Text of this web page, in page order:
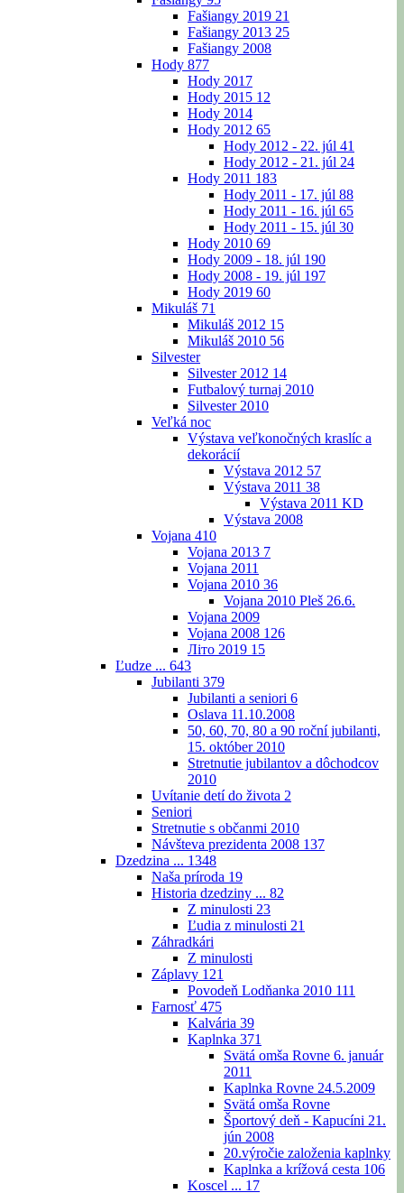
Fašiangy 2019 21
Fašiangy 2013 25
Fašiangy 2008
Hody 877
Hody 2017
Hody 2015 12
Hody 2014
Hody 2012 65
Hody 2012 - 22. júl 41
Hody 2012 - 21. júl 24
Hody 2011 183
Hody 2011 - 17. júl 88
Hody 2011 - 16. júl 65
Hody 2011 - 15. júl 30
Hody 2010 69
Hody 2009 - 18. júl 190
Hody 2008 - 19. júl 197
Hody 2019 60
Mikuláš 71
Mikuláš 2012 15
Mikuláš 2010 56
Silvester
Silvester 2012 14
Futbalový turnaj 2010
Silvester 2010
Veľká noc
Výstava veľkonočných kraslíc a
dekorácií
Výstava 2012 57
Výstava 2011 38
Výstava 2011 KD
Výstava 2008
Vojana 410
Vojana 2013 7
Vojana 2011
Vojana 2010 36
Vojana 2010 Pleš 26.6.
Vojana 2009
Vojana 2008 126
Літо 2019 15
Ľudze ... 643
Jubilanti 379
Jubilanti a seniori 6
Oslava 11.10.2008
50, 60, 70, 80 a 90 roční jubilanti,
15. október 2010
Stretnutie jubilantov a dôchodcov
2010
Uvítanie detí do života 2
Seniori
Stretnutie s občanmi 2010
Návšteva prezidenta 2008 137
Dzedzina ... 1348
Naša príroda 19
Historia dzedziny ... 82
Z minulosti 23
Ľudia z minulosti 21
Záhradkári
Z minulosti
Záplavy 121
Povodeň Lodňanka 2010 111
Farnosť 475
Kalvária 39
Kaplnka 371
Svätá omša Rovne 6. január
2011
Kaplnka Rovne 24.5.2009
Svätá omša Rovne
Športový deň - Kapucíni 21.
jún 2008
20.výročie založenia kaplnky
Kaplnka a krížová cesta 106
Koscel ... 17